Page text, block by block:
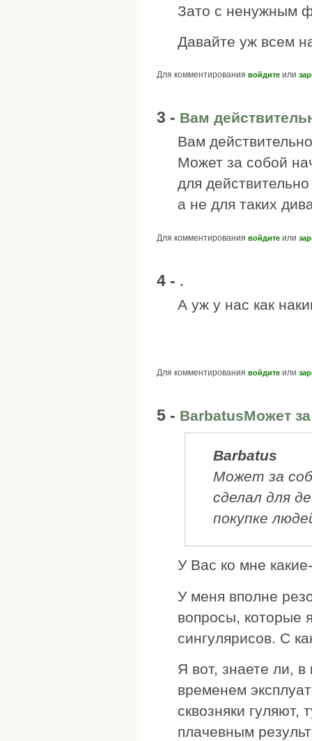
Зато с ненужным
Давайте уж всем
Для комментирования войдите или
3 - Вам
Вам
Может за собой
для
а не для таких
Для комментирования войдите или
4 - .
А уж у нас как
Для комментирования войдите или
5 - BarbatusМожет
Barbatus
Может за
сделал для
покупке
У Вас ко мне
У меня вполне
вопросы, которые
сингулярисов. С
Я вот, знаете ли,
временем
сквозняки гуляют,
плачевным